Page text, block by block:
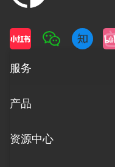
服务
产品
资源中心